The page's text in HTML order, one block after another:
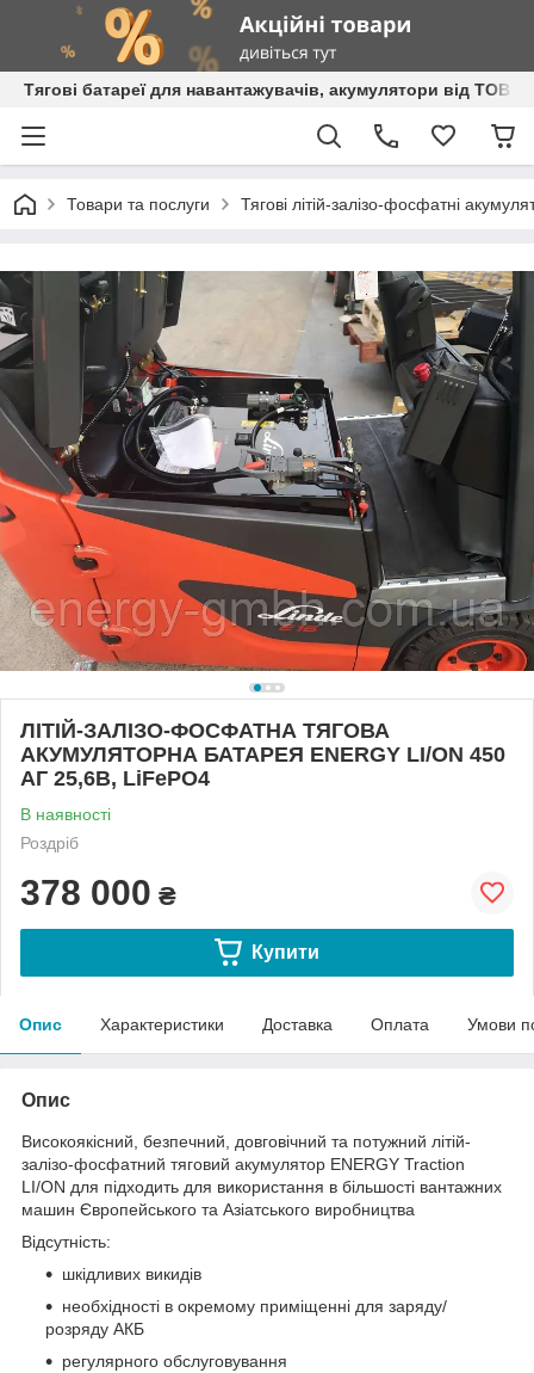
Тягові батареї для навантажувачів, акумулятори від ТОВ
Товари та послуги Тягові літій-залізо-фосфатні
ЛІТІЙ-ЗАЛІЗО-ФОСФАТНА ТЯГОВА
АКУМУЛЯТОРНА БАТАРЕЯ ENERGY LI/ON 450
АГ 25,6В, LiFePO4
В наявності
Роздріб
378 000 ₴
Купити
Опис Характеристики Доставка Оплата Умови
Опис
Високоякісний, безпечний, довговічний та потужний літій-
залізо-фосфатний тяговий акумулятор ENERGY Traction
LI/ON для підходить для використання в більшості вантажних
машин Європейського та Азіатського виробництва
Відсутність:
шкідливих викидів
необхідності в окремому приміщенні для заряду/
розряду АКБ
регулярного обслуговування